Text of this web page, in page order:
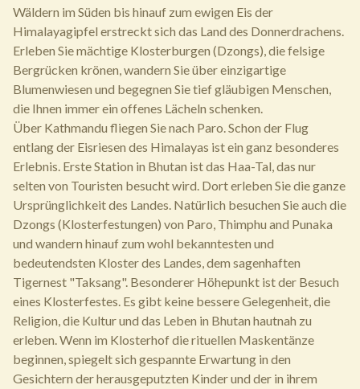
Wäldern im Süden bis hinauf zum ewigen Eis der
Himalayagipfel erstreckt sich das Land des Donnerdrachens.
Erleben Sie mächtige Klosterburgen (Dzongs), die felsige
Bergrücken krönen, wandern Sie über einzigartige
Blumenwiesen und begegnen Sie tief gläubigen Menschen,
die Ihnen immer ein offenes Lächeln schenken.
Über Kathmandu fliegen Sie nach Paro. Schon der Flug
entlang der Eisriesen des Himalayas ist ein ganz besonderes
Erlebnis. Erste Station in Bhutan ist das Haa-Tal, das nur
selten von Touristen besucht wird. Dort erleben Sie die ganze
Ursprünglichkeit des Landes. Natürlich besuchen Sie auch die
Dzongs (Klosterfestungen) von Paro, Thimphu and Punaka
und wandern hinauf zum wohl bekanntesten und
bedeutendsten Kloster des Landes, dem sagenhaften
Tigernest "Taksang". Besonderer Höhepunkt ist der Besuch
eines Klosterfestes. Es gibt keine bessere Gelegenheit, die
Religion, die Kultur und das Leben in Bhutan hautnah zu
erleben. Wenn im Klosterhof die rituellen Maskentänze
beginnen, spiegelt sich gespannte Erwartung in den
Gesichtern der herausgeputzten Kinder und der in ihrem